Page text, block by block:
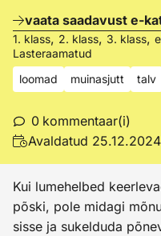
vaata saadavust e-
1. klass, 2. klass, 3. klass,
Lasteraamatud
loomad
muinasjutt talv
0 kommentaar(i)
Avaldatud 25.12.2024
Kui lumehelbed
põski, pole midagi
sisse ja sukelduda